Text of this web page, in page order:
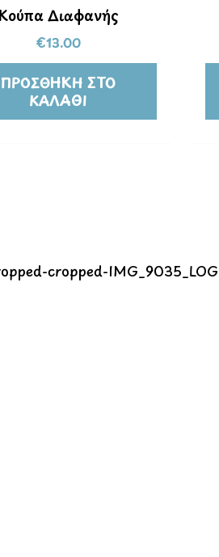
Κούπα Διαφανής
€13.00
ΠΡΟΣΘΉΚΗ ΣΤΟ
ΚΑΛΆΘΙ